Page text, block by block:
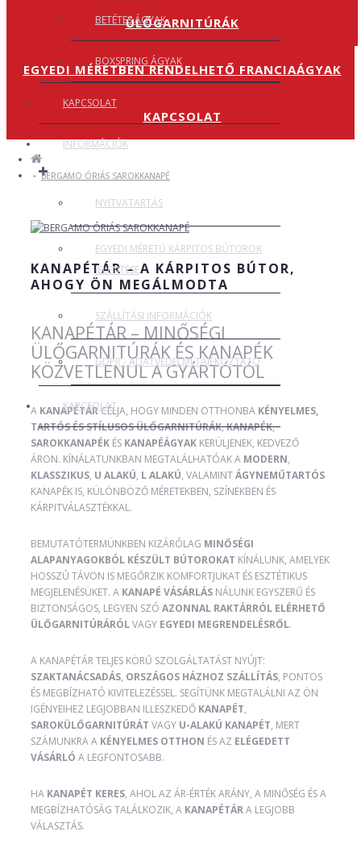
ÜLŐGARNITÚRÁK
EGYEDI MÉRETBEN RENDELHETŐ FRANCIAÁGYAK
KAPCSOLAT
BETÉTES ÁGYAK
BOXSPRING ÁGYAK
KAPCSOLAT
INFORMÁCIÓK
NYITVATARTÁS
EGYEDI MÉRETŰ KÁRPITOS BÚTOROK
JELENTÉSE
SZÁLLÍTÁSI INFORMÁCIÓK
GDPR - ADATVÉDELMI TÁJÉKOZTATÓ
KAPCSOLAT
BERGAMO ÓRIÁS SAROKKANAPÉ
KANAPÉTÁR – A KÁRPITOS BÚTOR,
AHOGY ÖN MEGÁLMODTA
KANAPÉTÁR – MINŐSÉGI
ÜLŐGARNITÚRÁK ÉS KANAPÉK
KÖZVETLENÜL A GYÁRTÓTÓL
A KANAPÉTÁRCÉLJA, HOGY MINDEN OTTHONBA KÉNYELMES,
TARTÓS ÉS STÍLUSOS ÜLŐGARNITÚRÁK,KANAPÉK,
SAROKKANAPÉK ÉS KANAPÉÁGYAK KERÜLJENEK, KEDVEZŐ
ÁRON. KÍNÁLATUNKBAN MEGTALÁLHATÓAK A MODERN,
KLASSZIKUS, U ALAKÚ, L ALAKÚ, VALAMINTÁGYNEMŰTARTÓS
KANAPÉK IS, KÜLÖNBÖZŐ MÉRETEKBEN, SZÍNEKBEN ÉS
KÁRPITVÁLASZTÉKKAL.
BEMUTATÓTERMÜNKBEN KIZÁRÓLAG MINŐSÉGI
ALAPANYAGOKBÓL KÉSZÜLT BÚTOROKAT KÍNÁLUNK, AMELYEK
HOSSZÚ TÁVON IS MEGŐRZIK KOMFORTJUKAT ÉS ESZTÉTIKUS
MEGJELENÉSÜKET. A KANAPÉ VÁSÁRLÁS NÁLUNK EGYSZERŰ ÉS
BIZTONSÁGOS, LEGYEN SZÓ AZONNAL RAKTÁRRÓL ELÉRHETŐ
ÜLŐGARNITÚRÁRÓLVAGY EGYEDI MEGRENDELÉSRŐL.
A KANAPÉTÁR TELJES KÖRŰ SZOLGÁLTATÁST NYÚJT:
SZAKTANÁCSADÁS, ORSZÁGOS HÁZHOZ SZÁLLÍTÁS, PONTOS
ÉS MEGBÍZHATÓ KIVITELEZÉSSEL. SEGÍTÜNK MEGTALÁLNI AZ ÖN
IGÉNYEIHEZ LEGJOBBAN ILLESZKEDŐ KANAPÉT,
SAROKÜLŐGARNITÚRÁT VAGY U-ALAKÚ KANAPÉT, MERT
SZÁMUNKRA A KÉNYELMES OTTHON ÉS AZ ELÉGEDETT
VÁSÁRLÓ A LEGFONTOSABB.
HA KANAPÉT KERES, AHOL AZ ÁR-ÉRTÉK ARÁNY, A MINŐSÉG ÉS A
MEGBÍZHATÓSÁG TALÁLKOZIK, A KANAPÉTÁRA LEGJOBB
VÁLASZTÁS.